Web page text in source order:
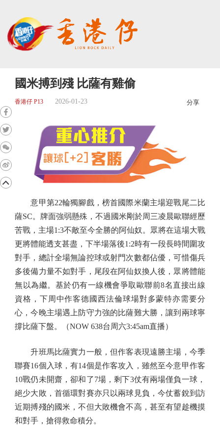
國米搏到殘 比薩有雞偷
香港仔 P13 2026-01-23 分享
意甲第22輪獨腳戲，榜首國際米蘭主場迎戰尾二比
薩SC。牌面強弱懸殊，不過國米剛於周三凌晨歐聯經歷
苦戰，主場1:3不敵至今全勝的阿仙奴。眾將在這場大戰
更將體能透支甚盡，下半場落後1:2時有一段長時間圍攻
對手，總計全場無論控球或射門次數都佔優，可惜傷兵
多後備力量不如對手，尾段在阿仙奴換人後，眾將體能
無以為繼。基於仍有一線機會爭取歐聯前8名直接出線
資格，下周中作客德國西法倫球場對多蒙特亦需要分
心，今晚主場遇上防守力強的比薩難大勝，讓到兩球寧
撐比薩下盤。（NOW 638台周六3:45am直播）
升班馬比薩實力一般，但作客表現遠勝主場，今季
聯賽16個入球，有14個是作客攻入，雖然至今意甲作客
10戰仍未開齋，卻和了7場，剩下3仗有兩場僅負一球，
絕少大敗，首循環對賽亦只以兩球見負，今仗蓄銳到訪
近期搏殘的國米，不但大敗機會不高，甚至有望趁機摸
和對手，搶得救命積分。